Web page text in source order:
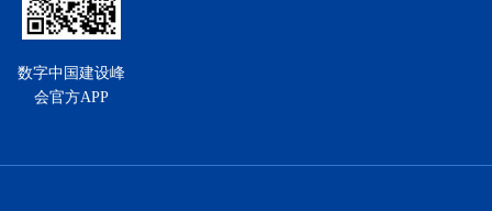
数字中国建设峰
会官方APP